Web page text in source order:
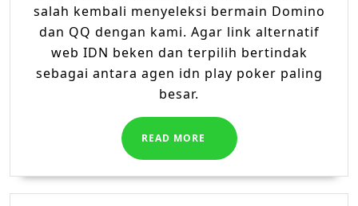
salah kembali menyeleksi bermain Domino
dan QQ dengan kami. Agar link alternatif
web IDN beken dan terpilih bertindak
sebagai antara agen idn play poker paling
besar.
READ MORE
READ
MORE